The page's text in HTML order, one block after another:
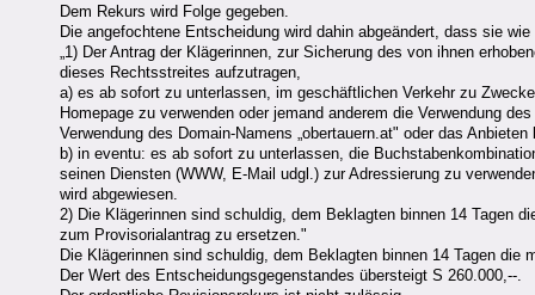
Dem Rekurs wird Folge gegeben.
Die angefochtene Entscheidung wird dahin abgeändert, dass sie
„1) Der Antrag der Klägerinnen, zur Sicherung des von ihnen
dieses Rechtsstreites aufzutragen,
a) es ab sofort zu unterlassen, im geschäftlichen Verkehr zu
Homepage zu verwenden oder jemand anderem die Verwendung
Verwendung des Domain-Namens „obertauern.at" oder das
b) in eventu: es ab sofort zu unterlassen, die
seinen Diensten (WWW, E-Mail udgl.) zur Adressierung zu
wird abgewiesen.
2) Die Klägerinnen sind schuldig, dem Beklagten binnen 14 Tagen
zum Provisorialantrag zu ersetzen."
Die Klägerinnen sind schuldig, dem Beklagten binnen 14 Tagen
Der Wert des Entscheidungsgegenstandes übersteigt S 260.000,--.